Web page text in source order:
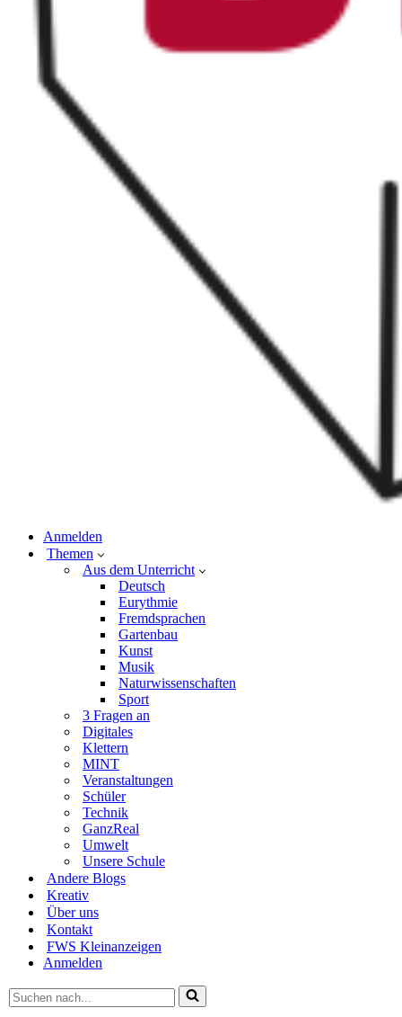
Anmelden
Themen
Aus dem Unterricht
Deutsch
Eurythmie
Fremdsprachen
Gartenbau
Kunst
Musik
Naturwissenschaften
Sport
3 Fragen an
Digitales
Klettern
MINT
Veranstaltungen
Schüler
Technik
GanzReal
Umwelt
Unsere Schule
Andere Blogs
Kreativ
Über uns
Kontakt
FWS Kleinanzeigen
Anmelden
Suchen
nach …